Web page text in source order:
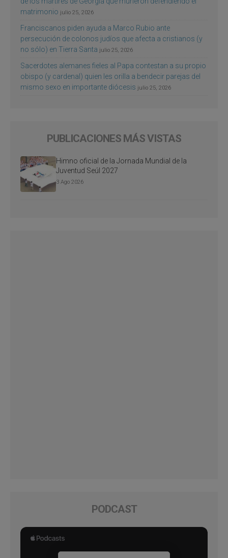
matrimonio julio 25, 2026
Franciscanos piden ayuda a Marco Rubio ante
persecución de colonos judíos que afecta a cristianos (y
no sólo) en Tierra Santa julio 25, 2026
Sacerdotes alemanes fieles al Papa contestan a su propio
obispo (y cardenal) quien les orilla a bendecir parejas del
mismo sexo en importante diócesis julio 25, 2026
PUBLICACIONES MÁS VISTAS
Himno oficial de la Jornada Mundial de la
Juventud Seúl 2027
3 Ago 2026
PODCAST